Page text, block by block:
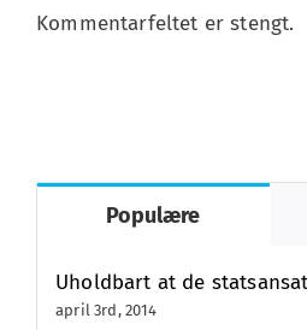
Kommentarfeltet er stengt.
Populære
Uholdbart at de
april 3rd, 2014